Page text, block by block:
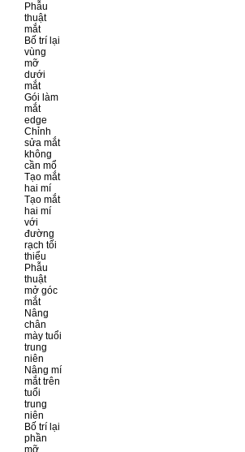
Phẫu
thuật
mắt
Bố trí lại
vùng
mỡ
dưới
mắt
Gói làm
mắt
edge
Chỉnh
sửa mắt
không
cần mổ
Tạo mắt
hai mí
Tạo mắt
hai mí
với
đường
rạch tối
thiểu
Phẫu
thuật
mở góc
mắt
Nâng
chân
mày tuổi
trung
niên
Nâng mí
mắt trên
tuổi
trung
niên
Bố trí lại
phần